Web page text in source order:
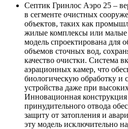
Септик Гринлос Аэро 25 –
в сегменте очистных
объектов, таких как
жилые комплексы или
модель спроектирована для
объемов сточных вод,
качество очистки. Система
аэрационных камер, что
биологическую обработку и
устройства даже при
Инновационная
принудительного отвода
защиту от затопления и
эту модель исключительно